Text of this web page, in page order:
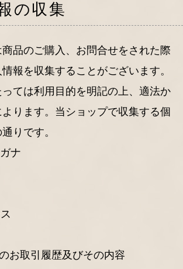
の収集
品のご購入、お問合せをされた際
報を収集することがございます。
ては利用目的を明記の上、適法か
ります。当ショップで収集する個
りです。
ナ
お取引履歴及びその内容